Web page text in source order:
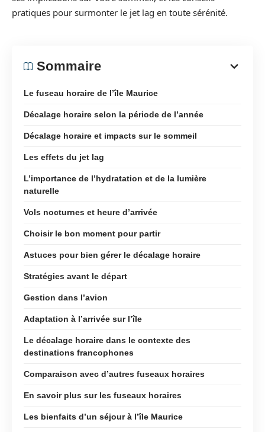
pratiques pour surmonter le jet lag en toute sérénité.
Sommaire
Le fuseau horaire de l’île Maurice
Décalage horaire selon la période de l’année
Décalage horaire et impacts sur le sommeil
Les effets du jet lag
L’importance de l’hydratation et de la lumière
naturelle
Vols nocturnes et heure d’arrivée
Choisir le bon moment pour partir
Astuces pour bien gérer le décalage horaire
Stratégies avant le départ
Gestion dans l’avion
Adaptation à l’arrivée sur l’île
Le décalage horaire dans le contexte des
destinations francophones
Comparaison avec d’autres fuseaux horaires
En savoir plus sur les fuseaux horaires
Les bienfaits d’un séjour à l’île Maurice